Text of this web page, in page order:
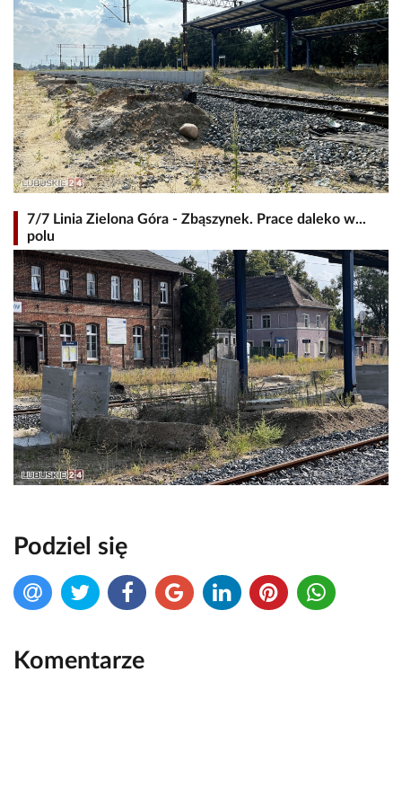
7/7 Linia Zielona Góra - Zbąszynek. Prace daleko w...
polu
Podziel się
Komentarze